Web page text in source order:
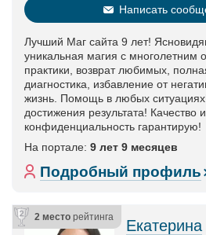
Написать
Лучший Маг сайта 9 лет!
уникальная магия с многолетним
практики, возврат любимых,
диагностика, избавление от
жизнь. Помощь в любых
достижения результата! Качество и
конфиденциальность гарантирую!
На портале: 9 лет 9 месяцев
Подробный профиль
2 место рейтинга Екатерина